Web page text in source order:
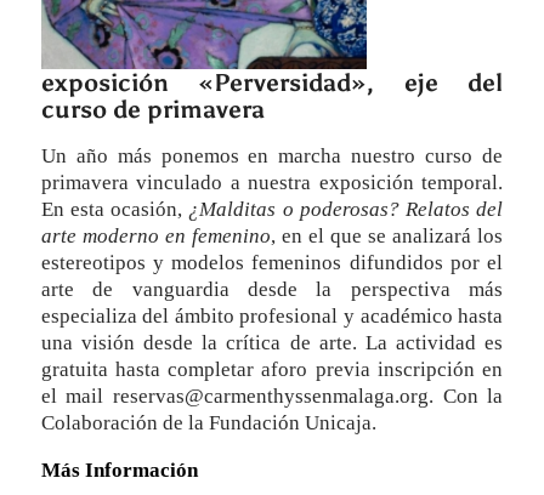
exposición «Perversidad», eje del
curso de primavera
Un año más ponemos en marcha nuestro curso de
primavera vinculado a nuestra exposición temporal.
En esta ocasión, ¿Malditas o poderosas? Relatos del
arte moderno en femenino, en el que se analizará los
estereotipos y modelos femeninos difundidos por el
arte de vanguardia desde la perspectiva más
especializa del ámbito profesional y académico hasta
una visión desde la crítica de arte. La actividad es
gratuita hasta completar aforo previa inscripción en
el mail reservas@carmenthyssenmalaga.org. Con la
Colaboración de la Fundación Unicaja.
Más Información